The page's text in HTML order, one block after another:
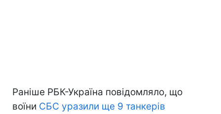
Раніше РБК-Україна повідомляло, що
воїни СБС уразили ще 9 танкерів